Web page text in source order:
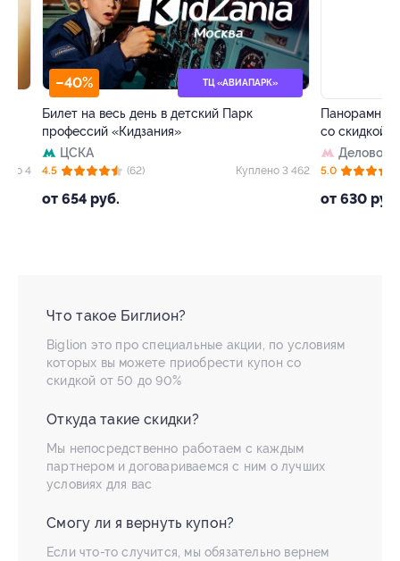
–40% ТЦ «АВИАПАРК»
Билет на весь день в детский Парк
профессий «Кидзания»
ЦСКА
от 654 руб.
4.5 (62) Куплено 3 462
–50%
Панорамный
со скидкой
Деловой
от 630 руб.
5.0
Что такое Биглион?
Biglion это про специальные акции, по условиям
которых вы можете приобрести купон со
скидкой от 50 до 90%
Откуда такие скидки?
Мы непосредственно работаем с каждым
партнером и договариваемся с ним о лучших
условиях для вас
Смогу ли я вернуть купон?
Если что-то случится, мы обязательно вернем